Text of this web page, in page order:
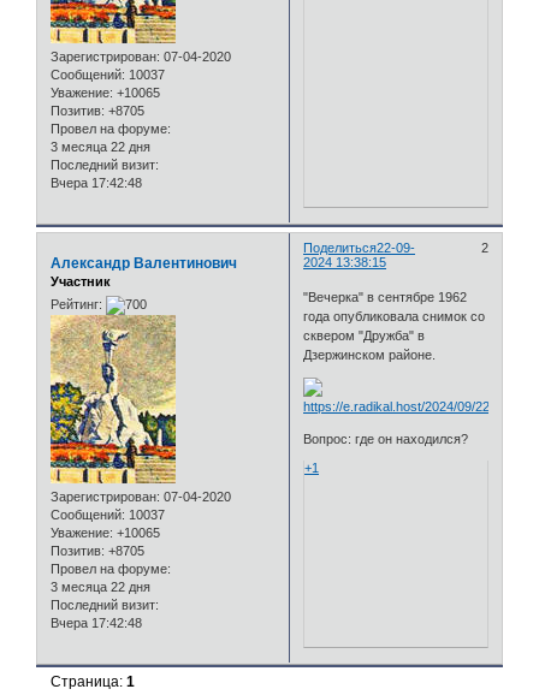
Зарегистрирован: 07-04-2020
Сообщений: 10037
Уважение: +10065
Позитив: +8705
Провел на форуме:
3 месяца 22 дня
Последний визит:
Вчера 17:42:48
Поделиться 2
22-09-
2024 13:38:15
Александр Валентинович
Участник
Рейтинг:
Зарегистрирован: 07-04-2020
Сообщений: 10037
Уважение: +10065
Позитив: +8705
Провел на форуме:
3 месяца 22 дня
Последний визит:
Вчера 17:42:48
"Вечерка" в сентябре 1962
года опубликовала снимок со
сквером "Дружба" в
Дзержинском районе.
Вопрос: где он находился?
+1
Страница:1